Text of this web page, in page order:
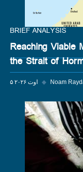
BRIEF ANALYSIS
Reaching Viable
the Strait of
۵ اوت ۲۰۲۶ ◆ Noam